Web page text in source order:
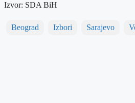
Izvor: SDA BiH
Beograd Izbori Sarajevo